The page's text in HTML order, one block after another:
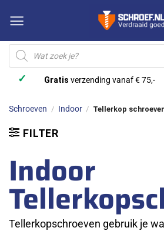
naar
inhoud
Producten
zoeken
✓ Gratis verzending vanaf € 75,-
Schroeven / Indoor / Tellerkop
FILTER
Indoor
Tellerkopschroeven gebruik je